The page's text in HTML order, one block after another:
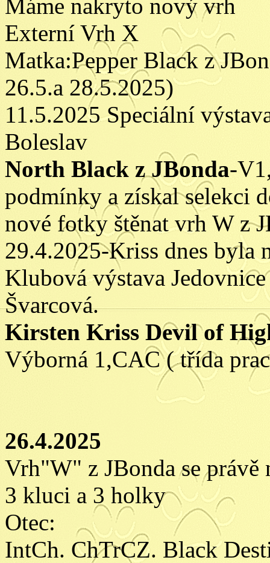
Máme nakryto nový vrh
Externí Vrh X
Matka:Pepper Black z
26.5.a 28.5.2025)
11.5.2025 Speciální
Boleslav
North Black z JBonda-
podmínky a získal selekci
nové fotky štěnat vrh W z
29.4.2025-Kriss dnes byla
Klubová výstava
Švarcová.
Kirsten Kriss Devil of
Výborná 1,CAC ( třída
26.4.2025
Vrh"W" z JBonda se právě
3 kluci a 3 holky
Otec:
IntCh. ChTrCZ. Black